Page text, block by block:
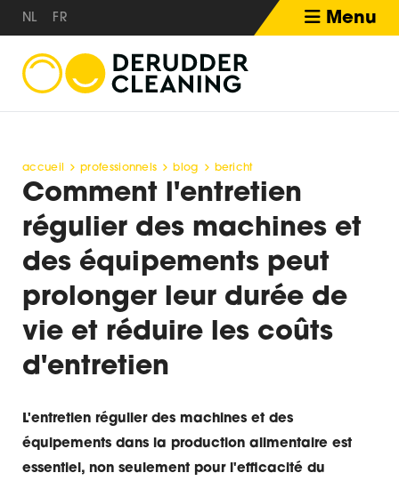
NL FR Menu
accueil professionnels blog bericht
Comment l'entretien
régulier des machines et
des équipements peut
prolonger leur durée de
vie et réduire les coûts
d'entretien
L'entretien régulier des machines et des
équipements dans la production alimentaire est
essentiel, non seulement pour l'efficacité du